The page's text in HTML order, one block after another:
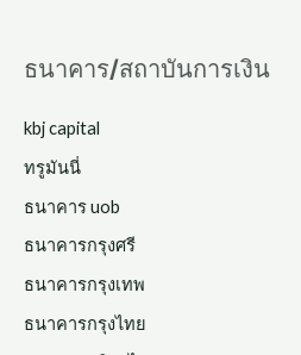
ธนาคาร/สถาบันการเงิน
kbj capital
ทรูมันนี่
ธนาคาร uob
ธนาคารกรุงศรี
ธนาคารกรุงเทพ
ธนาคารกรุงไทย